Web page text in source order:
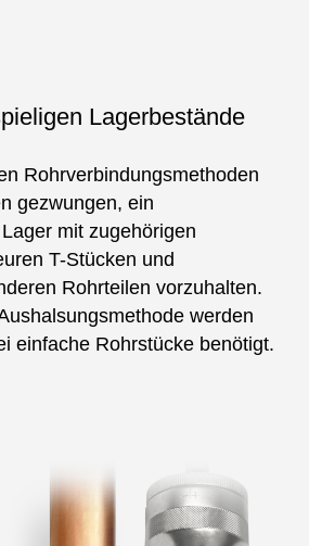
Lagerbestände
Rohrverbindungsmethoden
gezwungen, ein
mit zugehörigen
T-Stücken und
Rohrteilen vorzuhalten.
werden
einfache Rohrstücke benötigt.